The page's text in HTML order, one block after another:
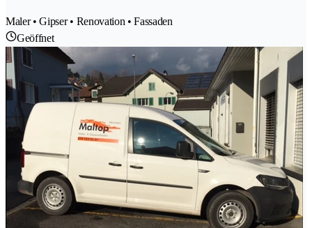
Maler • Gipser • Renovation • Fassaden
Geöffnet